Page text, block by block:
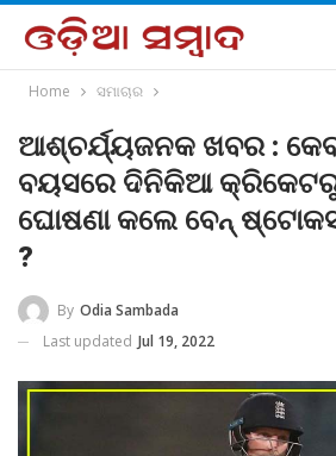
Home ସମାଚାର
ଆଶ୍ଚର୍ଯ୍ୟଜନକ ଖବର :
ବୟସରେ ଦିନିକିଆ
ଘୋଷଣା କଲେ ବେନ୍
?
By Odia Sambada
Last updated Jul 19, 2022